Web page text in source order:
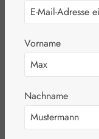
Bildergalerie
Vorname
Nachname